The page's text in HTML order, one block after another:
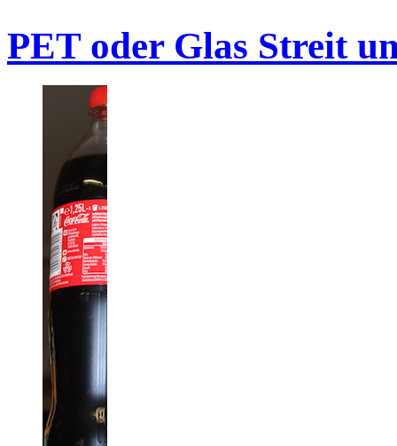
PET oder Glas Streit